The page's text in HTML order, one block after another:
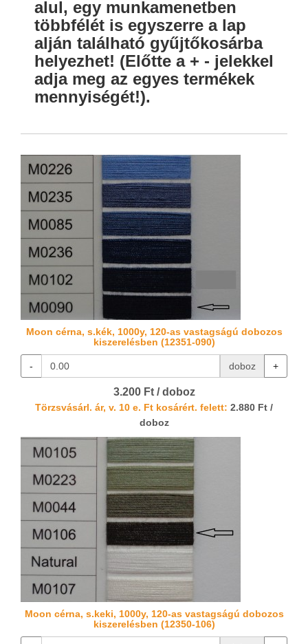
alul, egy munkamenetben
többfélét is egyszerre a lap
alján található gyűjtőkosárba
helyezhet! (Előtte a + - jelekkel
adja meg az egyes termékek
mennyiségét!).
Moon cérna, s.kék, 1000y, 120-as vastagságú dobozos
kiszerelésben (12351-090)
- doboz +
3.200 Ft / doboz
Törzsvásárl. ár, v. 10 e. Ft kosárért. felett: 2.880 Ft /
doboz
Moon cérna, s.keki, 1000y, 120-as vastagságú dobozos
kiszerelésben (12350-106)